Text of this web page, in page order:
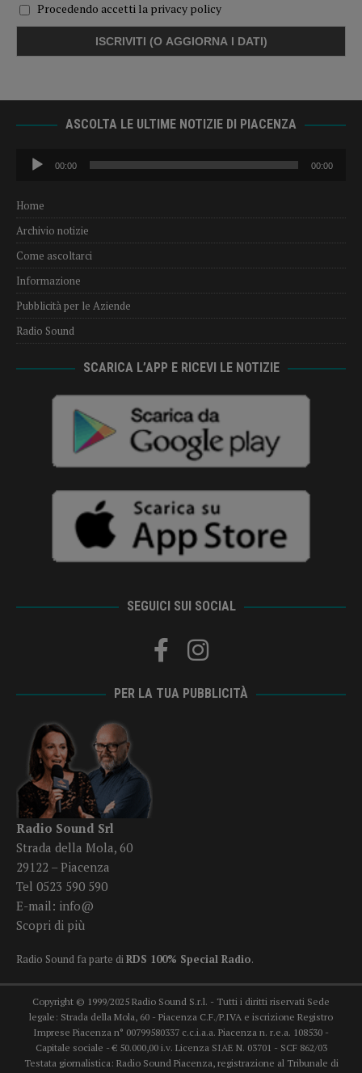
Procedendo accetti la privacy policy
ASCOLTA LE ULTIME NOTIZIE DI PIACENZA
Audio
Player
00:00 00:00
Home
Archivio notizie
Come ascoltarci
Informazione
Pubblicità per le Aziende
Radio Sound
SCARICA L’APP E RICEVI LE NOTIZIE
SEGUICI SUI SOCIAL
PER LA TUA PUBBLICITÀ
Radio Sound Srl
Strada della Mola, 60
29122 – Piacenza
Tel 0523 590 590
E-mail: info@
Scopri di più
Radio Sound fa parte diRDS 100% Special Radio.
Copyright © 1999/2025 Radio Sound S.r.l. - Tutti i diritti riservati Sede
legale: Strada della Mola, 60 - Piacenza C.F./P.IVA e iscrizione Registro
Imprese Piacenza n° 00799580337 c.c.i.a.a. Piacenza n. r.e.a. 108530 -
Capitale sociale - € 50.000,00 i.v. Licenza SIAE N. 03701 - SCF 862/03
Testata giornalistica: Radio Sound Piacenza, registrazione al Tribunale di